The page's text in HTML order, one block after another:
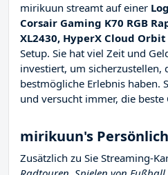
mirikuun streamt auf einer
Corsair Gaming K70 RGB
XL2430, HyperX Cloud Orbit
Setup. Sie hat viel Zeit und
investiert, um sicherzustellen,
bestmögliche Erlebnis haben.
und versucht immer, die
mirikuun's
Zusätzlich zu Sie Streaming-